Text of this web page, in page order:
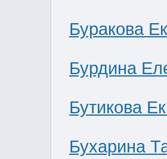
Буракова
Бурдина
Бутикова
Бухарина